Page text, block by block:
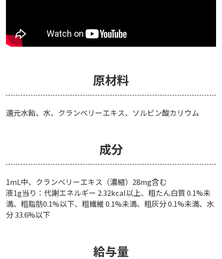
原材料
還元水飴、水、クランベリーエキス、ソルビン酸カリウム
成分
1mL中、クランベリーエキス（濃縮）28mg含む
液1g当り：代謝エネルギー 2.32kcal以上、粗たん白質 0.1%未
満、粗脂肪0.1%以下、粗繊維 0.1%未満、粗灰分 0.1%未満、水
分 33.6%以下
給与量